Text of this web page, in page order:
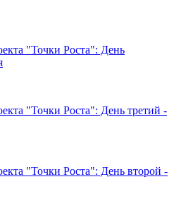
"Точки Роста": День
"Точки Роста": День третий -
"Точки Роста": День второй -